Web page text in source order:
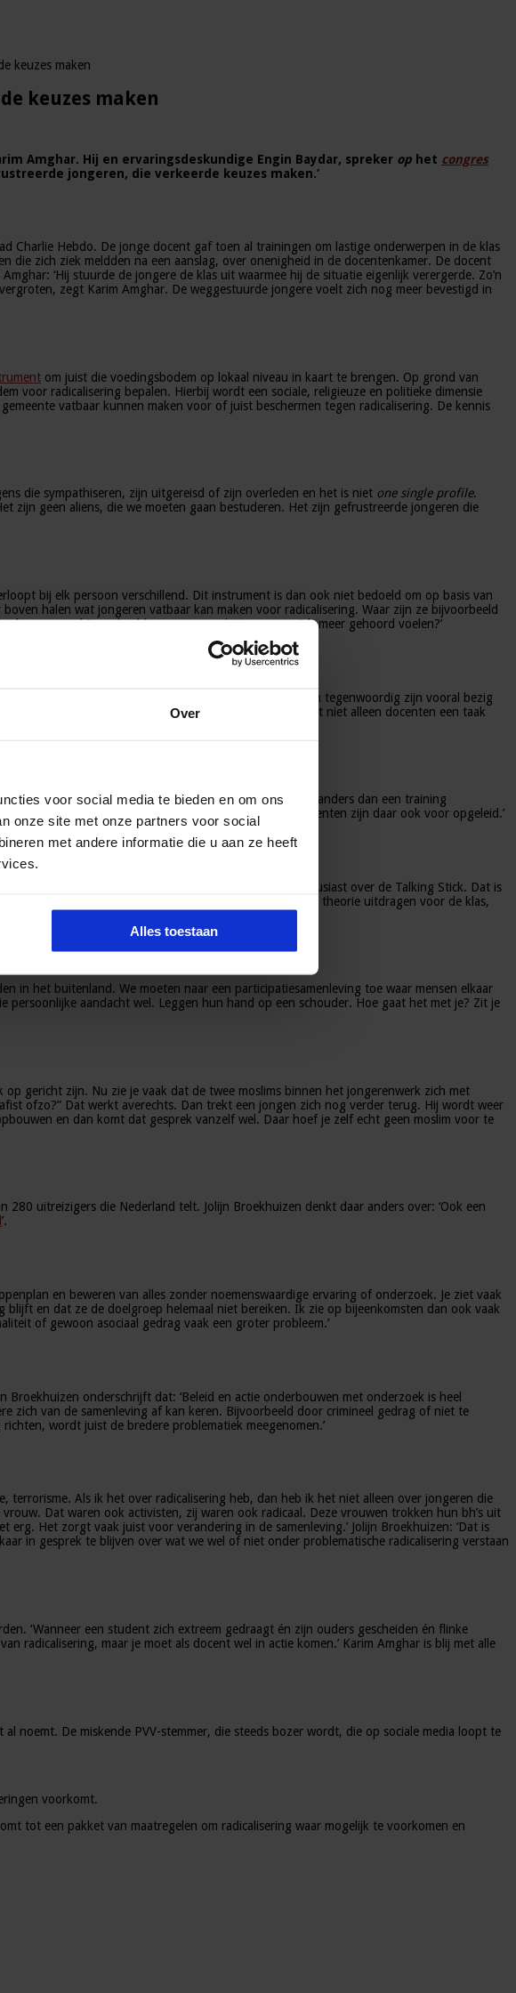
Over
voor social media te bieden en om ons
onze site met onze partners voor social
met andere informatie die u aan ze heeft
Alles toestaan
keuzes maken
keuzes maken
Amghar. Hij en ervaringsdeskundige Engin Baydar, spreker op het congres
jongeren, die verkeerde keuzes maken.’
Charlie Hebdo. De jonge docent gaf toen al trainingen om lastige onderwerpen in de klas
zich ziek meldden na een aanslag, over onenigheid in de docentenkamer. De docent
‘Hij stuurde de jongere de klas uit waarmee hij de situatie eigenlijk verergerde. Zo’n
zegt Karim Amghar. De weggestuurde jongere voelt zich nog meer bevestigd in
om juist die voedingsbodem op lokaal niveau in kaart te brengen. Op grond van
voor radicalisering bepalen. Hierbij wordt een sociale, religieuze en politieke dimensie
vatbaar kunnen maken voor of juist beschermen tegen radicalisering. De kennis
die sympathiseren, zijn uitgereisd of zijn overleden en het is niet one single profile.
zijn geen aliens, die we moeten gaan bestuderen. Het zijn gefrustreerde jongeren die
bij elk persoon verschillend. Dit instrument is dan ook niet bedoeld om op basis van
halen wat jongeren vatbaar kan maken voor radicalisering. Waar zijn ze bijvoorbeeld
kan men er bijvoorbeeld voor zorgen dat jongeren zich meer gehoord voelen?’
radicaliserende jongeren. Er speelt veel meer. Docenten tegenwoordig zijn vooral bezig
met emoties en kritisch leren denken.’ Hij benadrukt dat niet alleen docenten een taak
op elke opleiding gegeven moet worden. Dat is anders dan een training
en allerlei lastige thema’s te bespreken. Deze docenten zijn daar ook voor opgeleid.’
docenten omgangskunde in spe. ‘Ik ben zelf erg enthousiast over de Talking Stick. Dat is
vrijheid om jouw gevoelens te uiten. Een docent kan wel theorie uitdragen voor de klas,
in het buitenland. We moeten naar een participatiesamenleving toe waar mensen elkaar
aandacht wel. Leggen hun hand op een schouder. Hoe gaat het met je? Zit je
gericht zijn. Nu zie je vaak dat de twee moslims binnen het jongerenwerk zich met
ofzo?” Dat werkt averechts. Dan trekt een jongen zich nog verder terug. Hij wordt weer
en dan komt dat gesprek vanzelf wel. Daar hoef je zelf echt geen moslim voor te
uitreizigers die Nederland telt. Jolijn Broekhuizen denkt daar anders over: ‘Ook een
’.
en beweren van alles zonder noemenswaardige ervaring of onderzoek. Je ziet vaak
en dat ze de doelgroep helemaal niet bereiken. Ik zie op bijeenkomsten dan ook vaak
of gewoon asociaal gedrag vaak een groter probleem.’
Broekhuizen onderschrijft dat: ‘Beleid en actie onderbouwen met onderzoek is heel
zich van de samenleving af kan keren. Bijvoorbeeld door crimineel gedrag of niet te
wordt juist de bredere problematiek meegenomen.’
terrorisme. Als ik het over radicalisering heb, dan heb ik het niet alleen over jongeren die
Dat waren ook activisten, zij waren ook radicaal. Deze vrouwen trokken hun bh’s uit
Het zorgt vaak juist voor verandering in de samenleving.’ Jolijn Broekhuizen: ‘Dat is
in gesprek te blijven over wat we wel of niet onder problematische radicalisering verstaan
‘Wanneer een student zich extreem gedraagt én zijn ouders gescheiden én flinke
radicalisering, maar je moet als docent wel in actie komen.’ Karim Amghar is blij met alle
noemt. De miskende PVV-stemmer, die steeds bozer wordt, die op sociale media loopt te
voorkomt.
tot een pakket van maatregelen om radicalisering waar mogelijk te voorkomen en